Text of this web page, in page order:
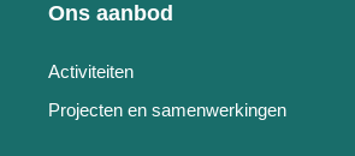
Ons aanbod
Activiteiten
Projecten en samenwerkingen